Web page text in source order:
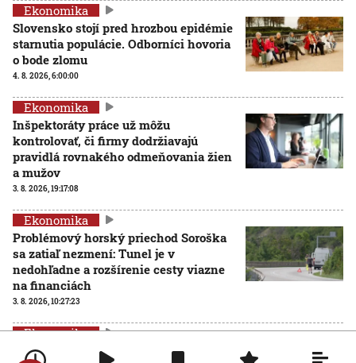
Ekonomika
Slovensko stojí pred hrozbou epidémie
starnutia populácie. Odborníci hovoria
o bode zlomu
4. 8. 2026, 6:00:00
Ekonomika
Inšpektoráty práce už môžu
kontrolovať, či firmy dodržiavajú
pravidlá rovnakého odmeňovania žien
a mužov
3. 8. 2026, 19:17:08
Ekonomika
Problémový horský priechod Soroška
sa zatiaľ nezmení: Tunel je v
nedohľadne a rozšírenie cesty viazne
na financiách
3. 8. 2026, 10:27:23
Ekonomika
Viac než desaťtisíc hotelov žaluje portál